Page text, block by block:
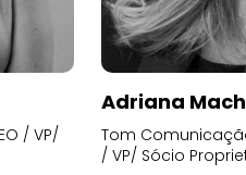
/ VP/
Adriana
Tom
/ VP/ Sócio